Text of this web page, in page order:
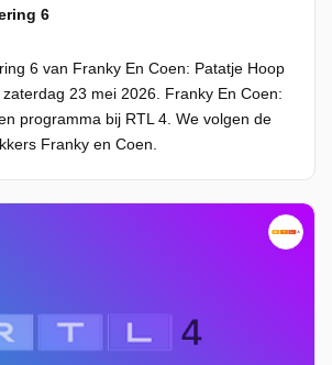
6
6 van Franky En Coen: Patatje Hoop
23 mei 2026. Franky En Coen:
programma bij RTL 4. We volgen de
Franky en Coen.